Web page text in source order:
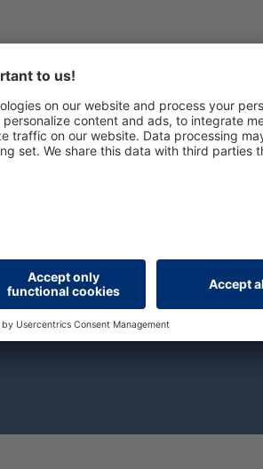
persolog® Nieuwsbrief
Nu aanmelden